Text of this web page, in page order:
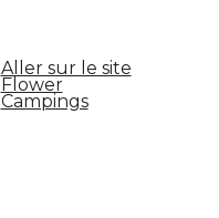
Aller sur le site
Flower
Campings